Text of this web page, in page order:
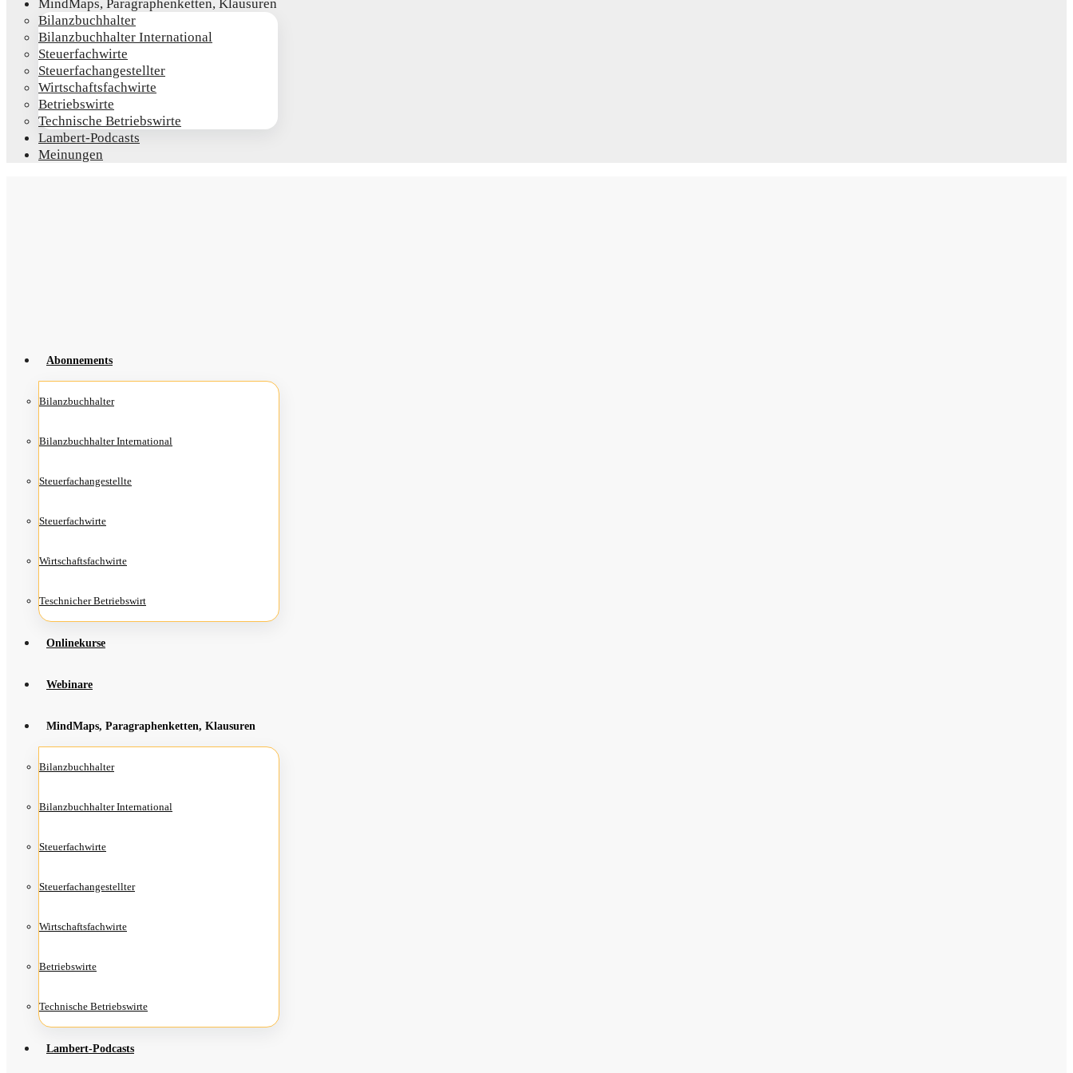
Mind­Maps, Para­gra­phen­ket­ten, Klausuren
Bilanz­buch­hal­ter
Bilanz­buch­hal­ter International
Steu­er­fach­wir­te
Steu­er­fach­an­ge­stell­ter
Wirt­schafts­fach­wir­te
Betriebs­wir­te
Tech­ni­sche Betriebswirte
Lam­­bert-Pod­­casts
Mei­nun­gen
Abon­ne­ments
Bilanz­buch­hal­ter
Bilanz­buch­hal­ter International
Steu­er­fach­an­ge­stell­te
Steu­er­fach­wir­te
Wirt­schafts­fach­wir­te
Teschni­cher Betriebswirt
Online­kur­se
Web­i­na­re
Mind­Maps, Para­gra­phen­ket­ten, Klausuren
Bilanz­buch­hal­ter
Bilanz­buch­hal­ter International
Steu­er­fach­wir­te
Steu­er­fach­an­ge­stell­ter
Wirt­schafts­fach­wir­te
Betriebs­wir­te
Tech­ni­sche Betriebswirte
Lam­­bert-Pod­­casts